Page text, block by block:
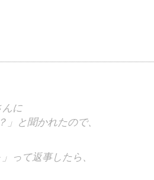
に
」と聞かれたので、
って返事したら、